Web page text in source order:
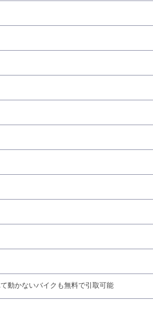
動かないバイクも無料で引取可能